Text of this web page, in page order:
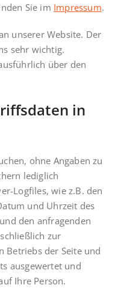
Sie im Impressum.
unserer Website. Der
sehr wichtig.
über den
in
ohne Angaben zu
lediglich
Logfiles, wie z.B. den
und Uhrzeit des
den anfragenden
zur
Betriebs der Seite und
ausgewertet und
Ihre Person.